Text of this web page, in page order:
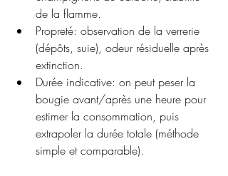
de la flamme.
Propreté: observation de la verrerie
(dépôts, suie), odeur résiduelle après
extinction.
Durée indicative: on peut peser la
bougie avant/après une heure pour
estimer la consommation, puis
extrapoler la durée totale (méthode
simple et comparable).